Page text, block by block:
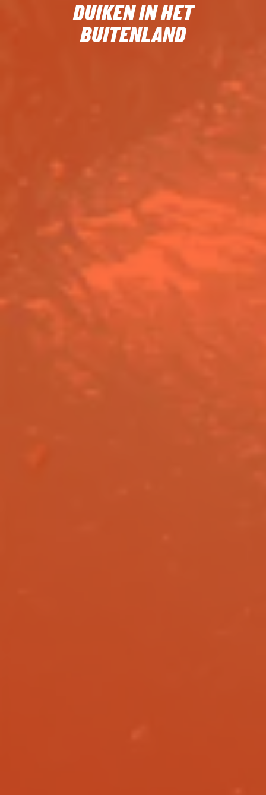
DUIKEN IN HET
BUITENLAND